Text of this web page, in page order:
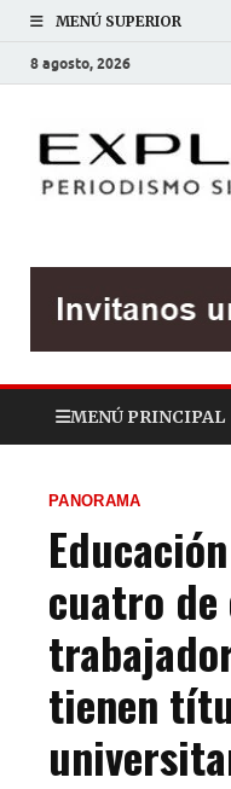
MENÚ SUPERIOR
8 agosto, 2026
MENÚ PRINCIPAL
PANORAMA
cuatro de
tienen